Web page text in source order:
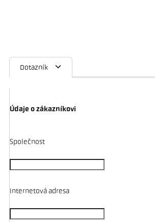
Dotazník
Údaje o zákazníkovi
Společnost
Internetová adresa